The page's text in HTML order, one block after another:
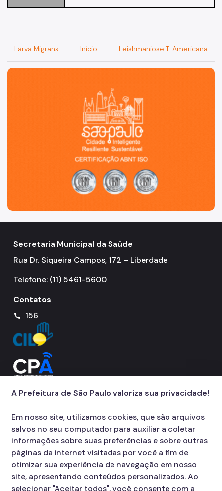
Larva Migrans Início Leishmaniose T. Americana
São Paulo, cidade inteligente, resiliente e sustentável
Secretaria Municipal da Saúde
Rua Dr. Siqueira Campos, 172 – Liberdade
Telefone: (11) 5461-5600
Contatos
call 156
A Prefeitura de São Paulo valoriza sua privacidade!
Em nosso site, utilizamos cookies, que são arquivos
salvos no seu computador para auxiliar a coletar
informações sobre suas preferências e sobre outras
páginas da internet visitadas por você a fim de
otimizar sua experiência de navegação em nosso
site, apresentando conteúdos personalizados. Ao
selecionar "Aceitar todos", você consente com a